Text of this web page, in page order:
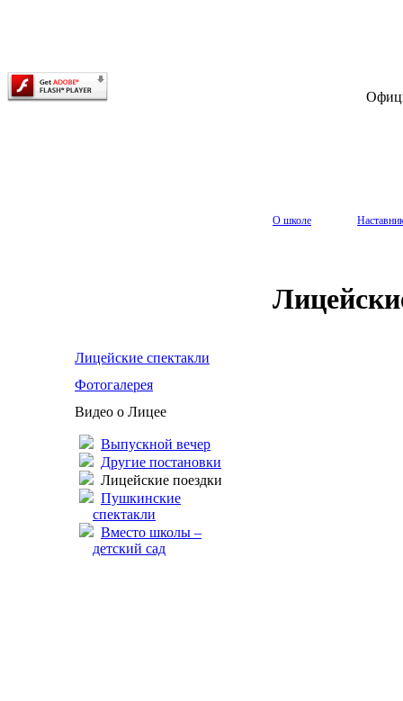
Лицейские спектакли
Фотогалерея
Видео о Лицее
Выпускной вечер
Другие постановки
Лицейские поездки
Пушкинские
спектакли
Вместо школы –
детский сад
О школе